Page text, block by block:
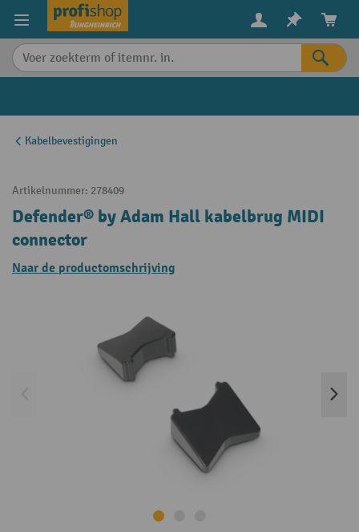
content
Kabelbevestigingen
Artikelnummer: 278409
Defender® by Adam Hall kabelbrug MIDI
connector
Naar de productomschrijving